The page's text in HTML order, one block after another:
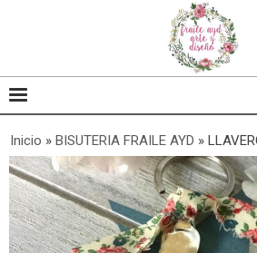
Inicio » BISUTERIA FRAILE AYD »